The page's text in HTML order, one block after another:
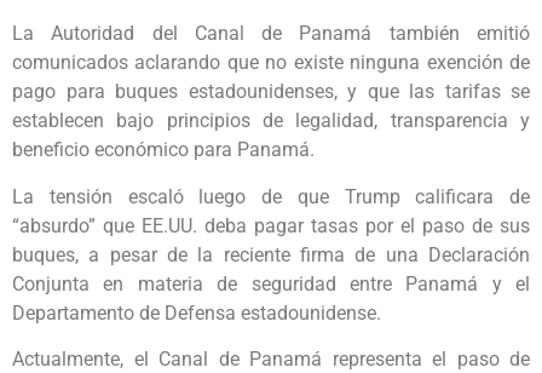
La Autoridad del Canal de Panamá también emitió
comunicados aclarando que no existe ninguna exención de
pago para buques estadounidenses, y que las tarifas se
establecen bajo principios de legalidad, transparencia y
beneficio económico para Panamá.
La tensión escaló luego de que Trump calificara de
“absurdo” que EE.UU. deba pagar tasas por el paso de sus
buques, a pesar de la reciente firma de una Declaración
Conjunta en materia de seguridad entre Panamá y el
Departamento de Defensa estadounidense.
Actualmente, el Canal de Panamá representa el paso de